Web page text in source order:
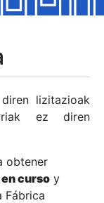
lizitazioak
ez diren
obtener
curso y
Fábrica